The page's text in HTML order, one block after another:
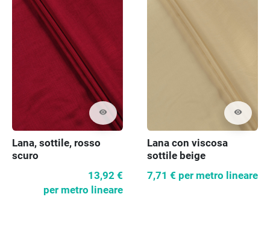
visibility
Lana, sottile, rosso
scuro
13,92 €
per metro lineare
visibility
Lana con viscosa
sottile beige
7,71 € per metro lineare